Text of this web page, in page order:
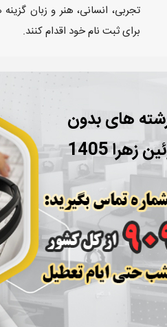
تجربی، انسانی، هنر و زبان
برای ثبت نام خود اقدام کنند.
های بدون
زهرا 1405